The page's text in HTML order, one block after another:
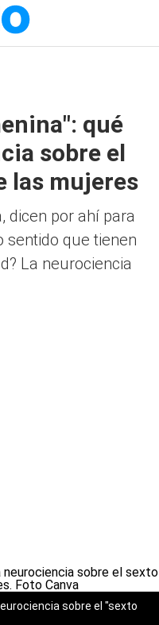
qué
sobre el
las mujeres
dicen por ahí para
sentido que tienen
La neurociencia
sobre el "sexto